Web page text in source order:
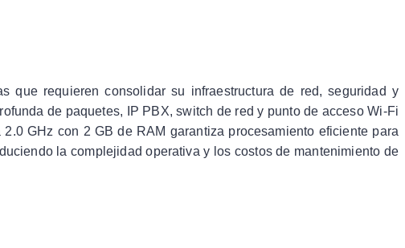
que requieren consolidar su infraestructura de red, seguridad y
de paquetes, IP PBX, switch de red y punto de acceso Wi-Fi
GHz con 2 GB de RAM garantiza procesamiento eficiente para
la complejidad operativa y los costos de mantenimiento de